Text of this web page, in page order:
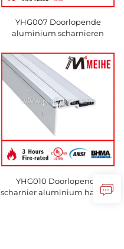
YHG007 Doorlopende
aluminium scharnieren
YHG010 Doorlopende
scharnier aluminium halfvlak